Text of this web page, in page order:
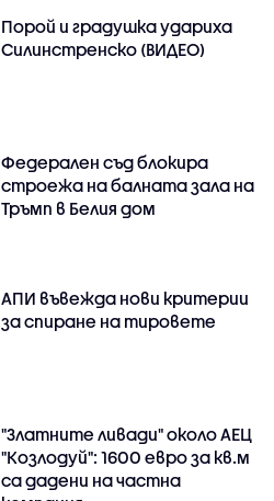
Порой и градушка удариха
Силинстренско (ВИДЕО)
Федерален съд блокира
строежа на балната зала на
Тръмп в Белия дом
АПИ въвежда нови критерии
за спиране на тировете
"Златните ливади" около АЕЦ
"Козлодуй": 1600 евро за кв.м
са дадени на частна